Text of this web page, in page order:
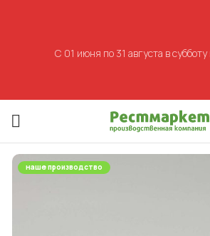
наше производство
С 01 июня по 31 августа в